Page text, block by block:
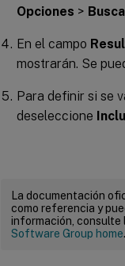
Opciones >
En el campo
mostrarán. Se
Para definir si se
deseleccione
La documentación
como referencia y
información, consulte
Software Group home.